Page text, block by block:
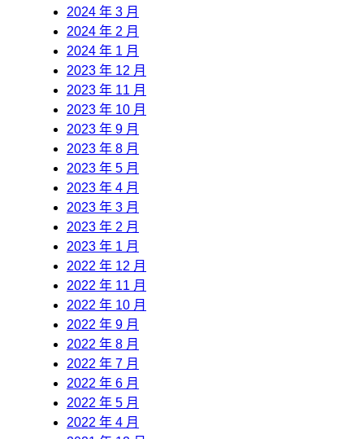
2024 年 3 月
2024 年 2 月
2024 年 1 月
2023 年 12 月
2023 年 11 月
2023 年 10 月
2023 年 9 月
2023 年 8 月
2023 年 5 月
2023 年 4 月
2023 年 3 月
2023 年 2 月
2023 年 1 月
2022 年 12 月
2022 年 11 月
2022 年 10 月
2022 年 9 月
2022 年 8 月
2022 年 7 月
2022 年 6 月
2022 年 5 月
2022 年 4 月